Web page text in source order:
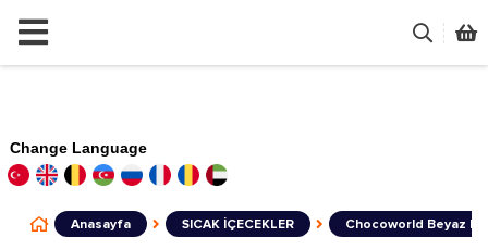
Change Language
Anasayfa SICAK İÇECEKLER Chocoworld Beyaz